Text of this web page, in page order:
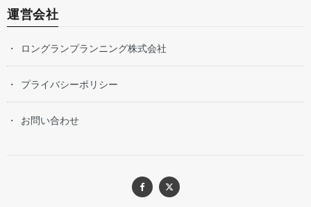
運営会社
ロングランプランニング株式会社
プライバシーポリシー
お問い合わせ